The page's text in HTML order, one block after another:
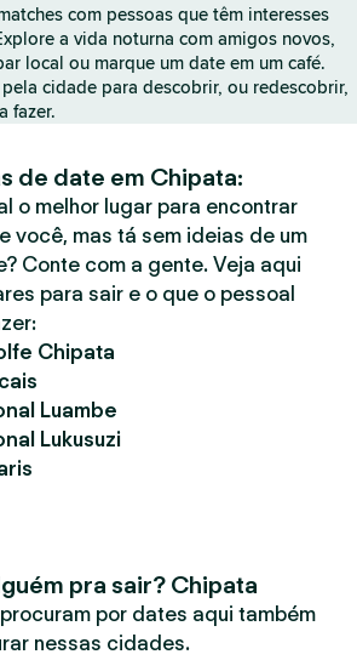
o
T
i
n
r
com pessoas que têm interesses
a vida noturna com amigos novos,
local ou marque um date em um café.
cidade para descobrir, ou redescobrir,
fazer.
de date em Chipata:
o melhor lugar para encontrar
você, mas tá sem ideias de um
Conte com a gente. Veja aqui
para sair e o que o pessoal
Chipata
Luambe
Lukusuzi
pra sair? Chipata
por dates aqui também
nessas cidades.